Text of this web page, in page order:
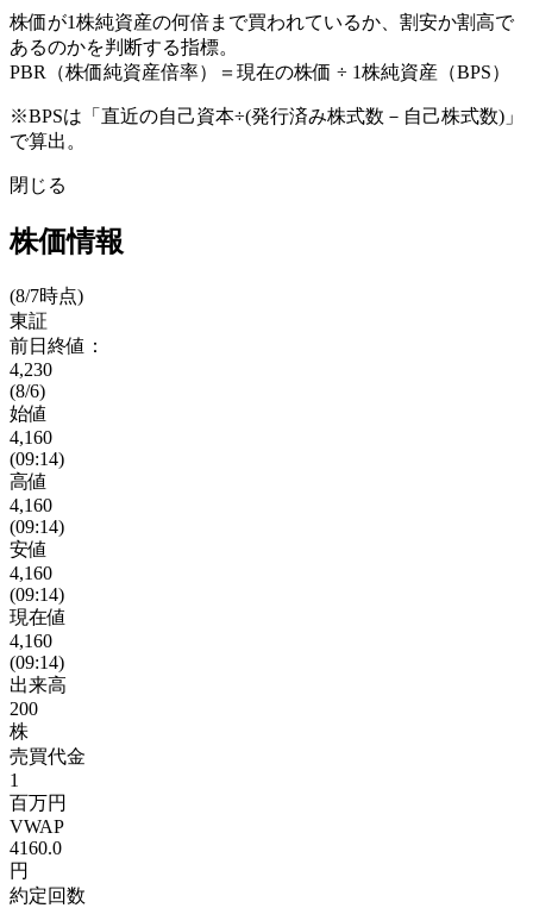
株価が1株純資産の何倍まで買われているか、割安か割高で
あるのかを判断する指標。
PBR（株価純資産倍率）＝現在の株価 ÷ 1株純資産（BPS）
※BPSは「直近の自己資本÷(発行済み株式数－自己株式数)」
で算出。
閉じる
株価情報
(8/7時点)
東証
前日終値：
4,230
(8/6)
始値
4,160
(09:14)
高値
4,160
(09:14)
安値
4,160
(09:14)
現在値
4,160
(09:14)
出来高
200
株
売買代金
1
百万円
VWAP
4160.0
円
約定回数